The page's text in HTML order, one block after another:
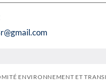
ENVIRONNEMENT ET